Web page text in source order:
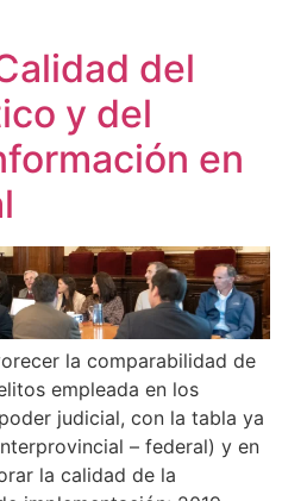
del
y del
en
la comparabilidad de
empleada en los
judicial, con la tabla ya
– federal) y en
la calidad de la